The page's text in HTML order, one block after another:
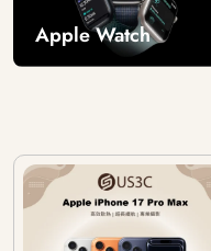
Apple Watch